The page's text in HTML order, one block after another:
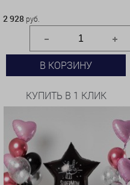
2 928 руб.
В КОРЗИНУ
КУПИТЬ В 1 КЛИК